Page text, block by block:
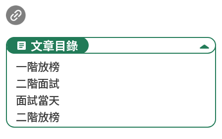
文章目錄
一階放榜
二階面試
面試當天
二階放榜